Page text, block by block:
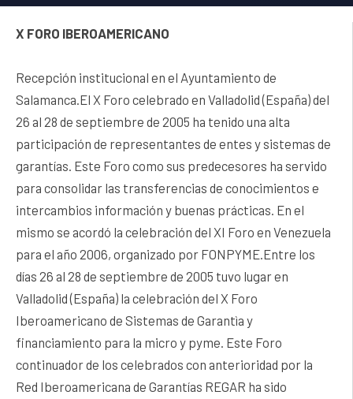
X FORO IBEROAMERICANO
Recepción institucional en el Ayuntamiento de
Salamanca.El X Foro celebrado en Valladolid (España) del
26 al 28 de septiembre de 2005 ha tenido una alta
participación de representantes de entes y sistemas de
garantías. Este Foro como sus predecesores ha servido
para consolidar las transferencias de conocimientos e
intercambios información y buenas prácticas. En el
mismo se acordó la celebración del XI Foro en Venezuela
para el año 2006, organizado por FONPYME.Entre los
días 26 al 28 de septiembre de 2005 tuvo lugar en
Valladolid (España) la celebración del X Foro
Iberoamericano de Sistemas de Garantìa y
financiamiento para la micro y pyme. Este Foro
continuador de los celebrados con anterioridad por la
Red Iberoamericana de Garantías REGAR ha sido